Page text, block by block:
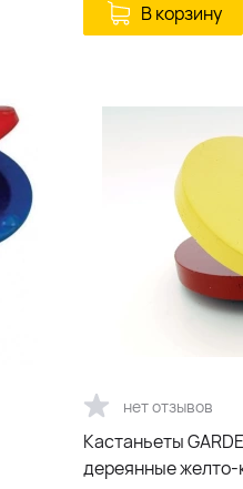
В корзину
нет отзывов
Кастаньеты
дереянные